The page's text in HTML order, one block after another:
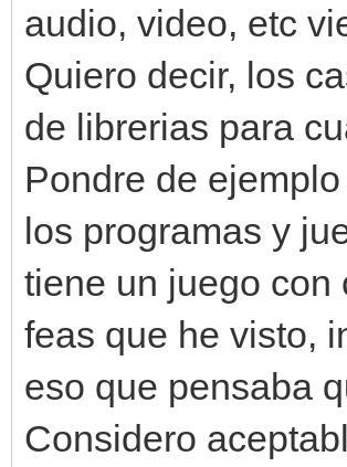
audio, video, etc
Quiero decir, los
de librerias para
Pondre de
los programas y
tiene un juego con
feas que he visto,
eso que pensaba
Considero